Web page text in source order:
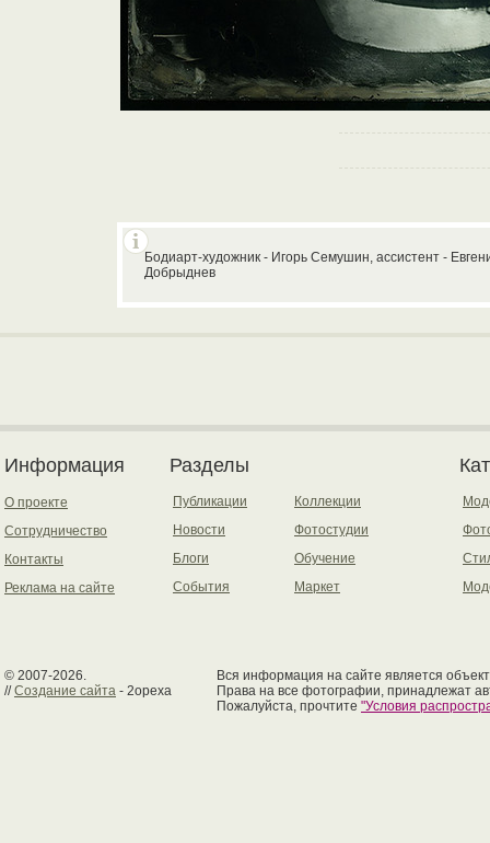
Бодиарт-художник - Игорь Семушин, ассистент -
Добрыднев
Информация
О проекте
Сотрудничество
Контакты
Реклама на сайте
Разделы
Публикации
Новости
Блоги
События
Коллекции
Фотостудии
Обучение
Маркет
© 2007-2026.
//Создание сайта - 2opexa
Вся информация на сайте является
Права на все фотографии, принадлежат
Пожалуйста, прочтите "Условия